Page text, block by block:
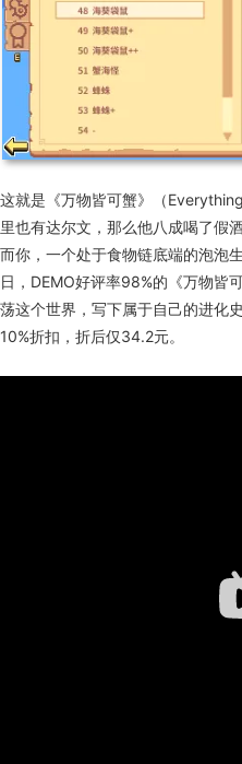
这就是《万物皆可蟹》（
里也有达尔文，那么他八成喝了假
而你，一个处于食物链底端的泡泡
日，DEMO好评率98%的《万物皆
荡这个世界，写下属于自己的进化
10%折扣，折后仅34.2元。